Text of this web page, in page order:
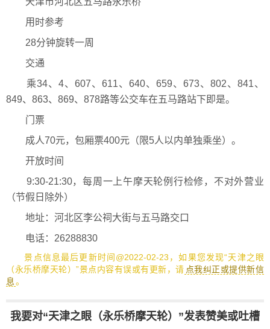
用时参考
28分钟旋转一周
交通
乘34、4、607、611、640、659、673、802、841、
849、863、869、878路等公交车在五马路站下即是。
门票
成人70元，包厢票400元（限5人以内单独乘坐）。
开放时间
9:30-21:30，每周一上午摩天轮例行检修，不对外营业
（节假日除外）
地址：河北区李公祠大街与五马路交口
电话：26288830
景点信息最后更新时间@2022-02-23，如果您发现“天津之眼
（永乐桥摩天轮）”景点内容有误或有更新，请 点我纠正或提供新信
息。
我要对“天津之眼（永乐桥摩天轮）”发表赞美或吐槽